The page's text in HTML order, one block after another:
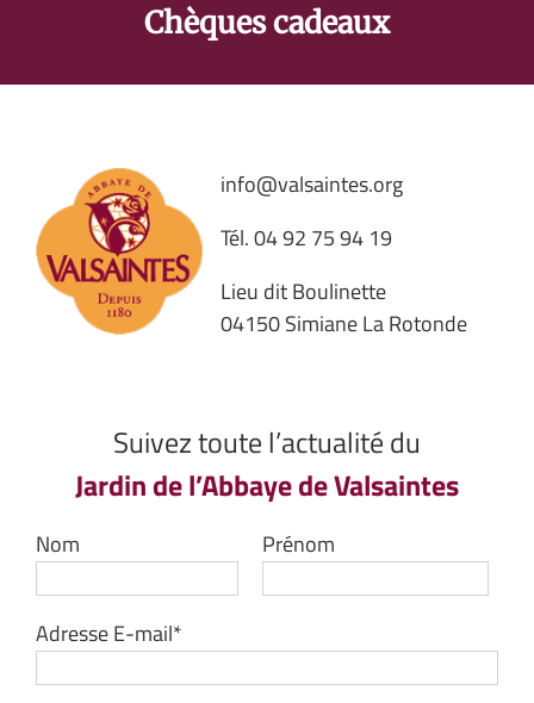
Chèques cadeaux
info@valsaintes.org
Tél.04 92 75 94 19
Lieu dit Boulinette
04150 Simiane La Rotonde
Suivez toute l’actualité du
Jardin de l’Abbaye de Valsaintes
Nom Prénom
Adresse E-mail*